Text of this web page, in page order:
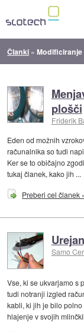
Članki »
plošči
Friderik
Eden od možnih
računalnika so tudi
Ker se to običajno
tukaj članek, kako jih ...
Preberi cel članek
Samo
Vse, ki se ukvarjamo s
tudi notranji izgled
kabli, ki jih je bilo
hlajenje v svojih